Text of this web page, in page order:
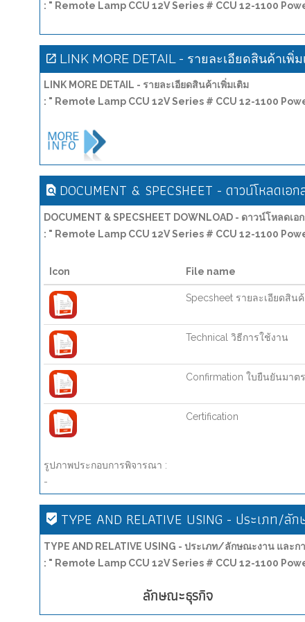
: " Remote Lamp CCU 12V Series # CCU 12-1100
LINK MORE DETAIL - รายละเอียดสินค้าเพิ่ม
LINK MORE DETAIL - รายละเอียดสินค้าเพิ่มเติม
: " Remote Lamp CCU 12V Series # CCU 12-1100
DOCUMENT & SPECSHEET - ดาวน์โหลดเอก
DOCUMENT & SPECSHEET DOWNLOAD - ดาวน์โหลดเอ
: " Remote Lamp CCU 12V Series # CCU 12-1100
Icon File name
Specsheet รายละเอียดสิน
Technical วิธีการใช้งาน
Confirmation ใบยืนยันมาต
Certification
รูปภาพประกอบการพิจารณา :
-
TYPE AND RELATIVE USING - ประเภท/
TYPE AND RELATIVE USING - ประเภท/ลักษณะงาน แล
: " Remote Lamp CCU 12V Series # CCU 12-1100
ลักษณะธุรกิจ